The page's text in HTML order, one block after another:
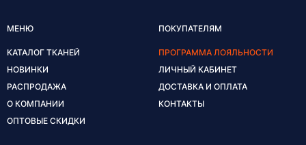
МЕНЮ
КАТАЛОГ ТКАНЕЙ
НОВИНКИ
РАСПРОДАЖА
О КОМПАНИИ
ОПТОВЫЕ СКИДКИ
ПОКУПАТЕЛЯМ
ПРОГРАММА ЛОЯЛЬНОСТИ
ЛИЧНЫЙ КАБИНЕТ
ДОСТАВКА И ОПЛАТА
КОНТАКТЫ